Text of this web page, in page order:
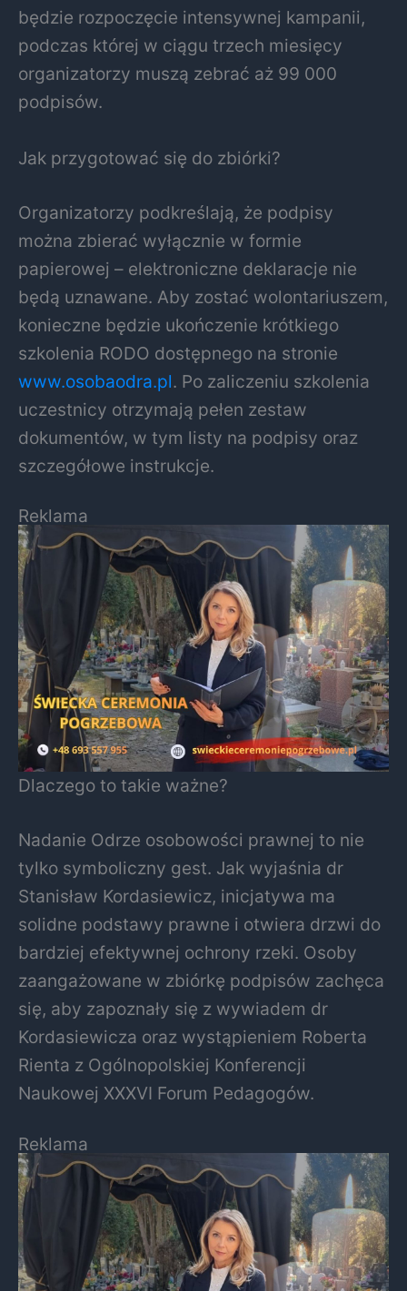
będzie rozpoczęcie intensywnej kampanii,
podczas której w ciągu trzech miesięcy
organizatorzy muszą zebrać aż 99 000
podpisów.
Jak przygotować się do zbiórki?
Organizatorzy podkreślają, że podpisy
można zbierać wyłącznie w formie
papierowej – elektroniczne deklaracje nie
będą uznawane. Aby zostać wolontariuszem,
konieczne będzie ukończenie krótkiego
szkolenia RODO dostępnego na stronie
www.osobaodra.pl. Po zaliczeniu szkolenia
uczestnicy otrzymają pełen zestaw
dokumentów, w tym listy na podpisy oraz
szczegółowe instrukcje.
Reklama
Dlaczego to takie ważne?
Nadanie Odrze osobowości prawnej to nie
tylko symboliczny gest. Jak wyjaśnia dr
Stanisław Kordasiewicz, inicjatywa ma
solidne podstawy prawne i otwiera drzwi do
bardziej efektywnej ochrony rzeki. Osoby
zaangażowane w zbiórkę podpisów zachęca
się, aby zapoznały się z wywiadem dr
Kordasiewicza oraz wystąpieniem Roberta
Rienta z Ogólnopolskiej Konferencji
Naukowej XXXVI Forum Pedagogów.
Reklama